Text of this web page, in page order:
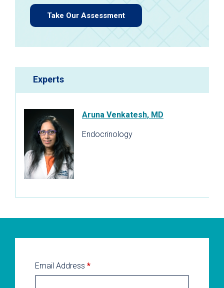
Take Our Assessment
Experts
Aruna Venkatesh, MD
Endocrinology
Email Address *